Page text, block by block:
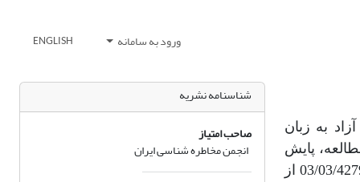
ورود به سامانه ENGLISH
به زبان
پایش
و مدیریت مخاطرات طبیعی و غیر طبیعی در تاریخ 1393/03/13 با شماره 03/03/42799 از
شناسنامه نشریه
صاحب امتیاز
انجمن مخاطره شناسی ایران